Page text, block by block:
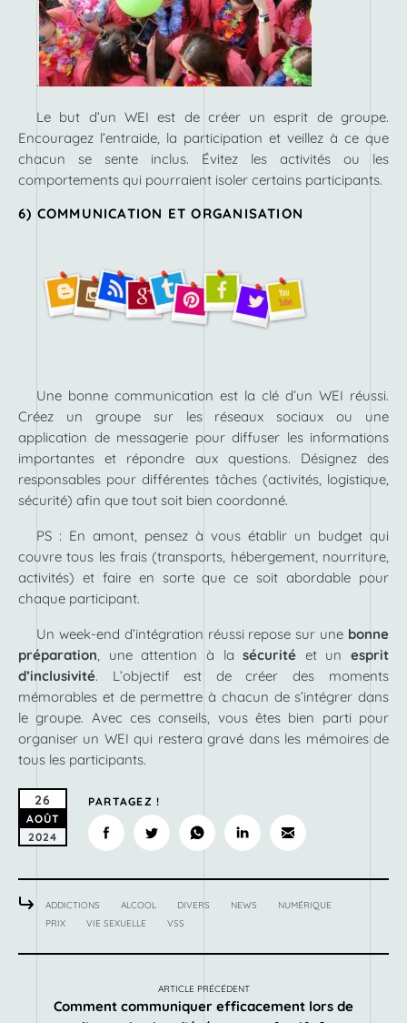
.
Le but d’un WEI est de créer un esprit de groupe.
Encouragez l’entraide, la participation et veillez à ce que
chacun se sente inclus. Évitez les activités ou les
comportements qui pourraient isoler certains participants.
6) COMMUNICATION ET ORGANISATION
Une bonne communication est la clé d’un WEI réussi.
Créez un groupe sur les réseaux sociaux ou une
application de messagerie pour diffuser les informations
importantes et répondre aux questions. Désignez des
responsables pour différentes tâches (activités, logistique,
sécurité) afin que tout soit bien coordonné.
PS : En amont, pensez à vous établir un budget qui
couvre tous les frais (transports, hébergement, nourriture,
activités) et faire en sorte que ce soit abordable pour
chaque participant.
Un week-end d’intégration réussi repose sur une bonne
préparation, une attention à lasécurité et un esprit
d’inclusivité. L’objectif est de créer des moments
mémorables et de permettre à chacun de s’intégrer dans
le groupe. Avec ces conseils, vous êtes bien parti pour
organiser un WEI qui restera gravé dans les mémoires de
tous les participants.
26
AOÛT
2024
PARTAGEZ !
ADDICTIONS ALCOOL DIVERS NEWS
NUMÉRIQUE
PRIX
VIE SEXUELLE VSS
ARTICLE PRÉCÉDENT
Comment communiquer efficacement lors de